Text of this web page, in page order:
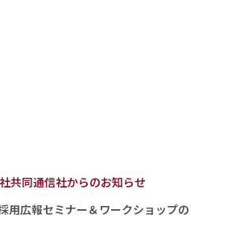
共同通信社からのお知らせ
広報セミナー＆ワークショップの